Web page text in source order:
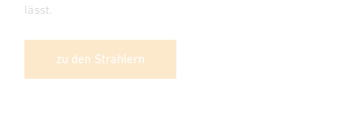
lässt.
zu den Strahlern